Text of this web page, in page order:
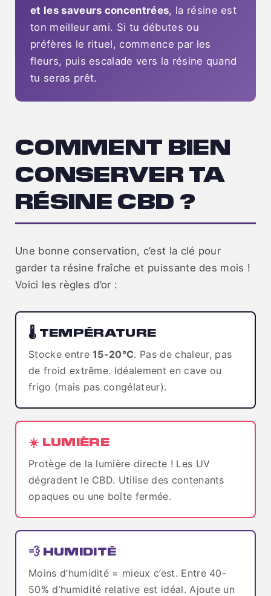
et les saveurs concentrées, la résine est
ton meilleur ami. Si tu débutes ou
préfères le rituel, commence par les
fleurs, puis escalade vers la résine quand
tu seras prêt.
COMMENT BIEN
CONSERVER TA
RÉSINE CBD ?
Une bonne conservation, c’est la clé pour
garder ta résine fraîche et puissante des mois !
Voici les règles d’or :
🌡️ TEMPÉRATURE
Stocke entre15-20°C. Pas de chaleur, pas
de froid extrême. Idéalement en cave ou
frigo (mais pas congélateur).
☀️ LUMIÈRE
Protège de la lumière directe ! Les UV
dégradent le CBD. Utilise des contenants
opaques ou une boîte fermée.
💨 HUMIDITÉ
Moins d’humidité = mieux c’est. Entre 40-
50% d’humidité relative est idéal. Ajoute un